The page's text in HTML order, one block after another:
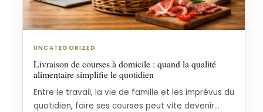
UNCATEGORIZED
Livraison de courses à domicile : quand la qualité
alimentaire simplifie le quotidien
Entre le travail, la vie de famille et les imprévus du
quotidien, faire ses courses peut vite devenir...